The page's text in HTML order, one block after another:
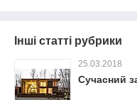
Інші статті рубрики
25.03.2018
Сучасний